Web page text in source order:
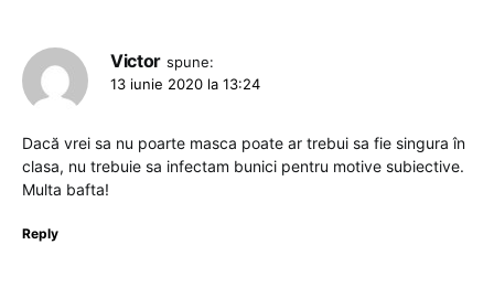
Victor spune:
13 iunie 2020 la 13:24
Dacă vrei sa nu poarte masca poate ar trebui sa fie singura în
clasa, nu trebuie sa infectam bunici pentru motive subiective.
Multa bafta!
Reply